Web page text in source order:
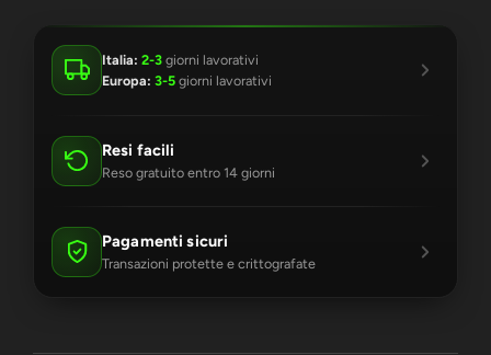
Italia: 2-3 giorni lavorativi
Europa: 3-5 giorni lavorativi
Resi facili
Reso gratuito entro 14 giorni
Pagamenti sicuri
Transazioni protette e crittografate